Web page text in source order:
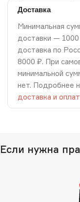
Доставка
Минимальная
доставки —
доставка по
8000 ₽. При
минимальной
нет. Подробнее
доставка и
Если нужна